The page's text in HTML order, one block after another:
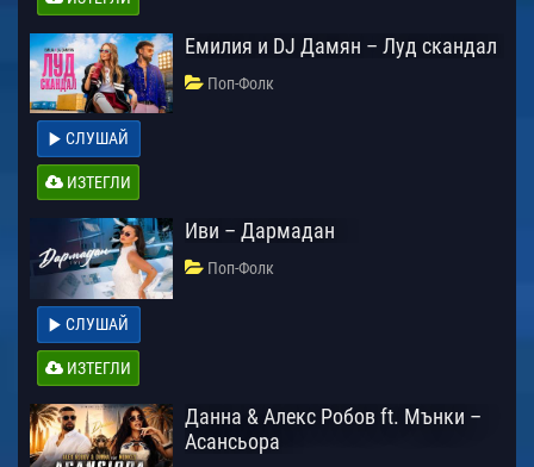
Емилия и DJ Дамян – Луд скандал
Поп-Фолк
СЛУШАЙ
ИЗТЕГЛИ
Иви – Дармадан
Поп-Фолк
СЛУШАЙ
ИЗТЕГЛИ
Данна & Алекс Робов ft. Мънки –
Асансьора